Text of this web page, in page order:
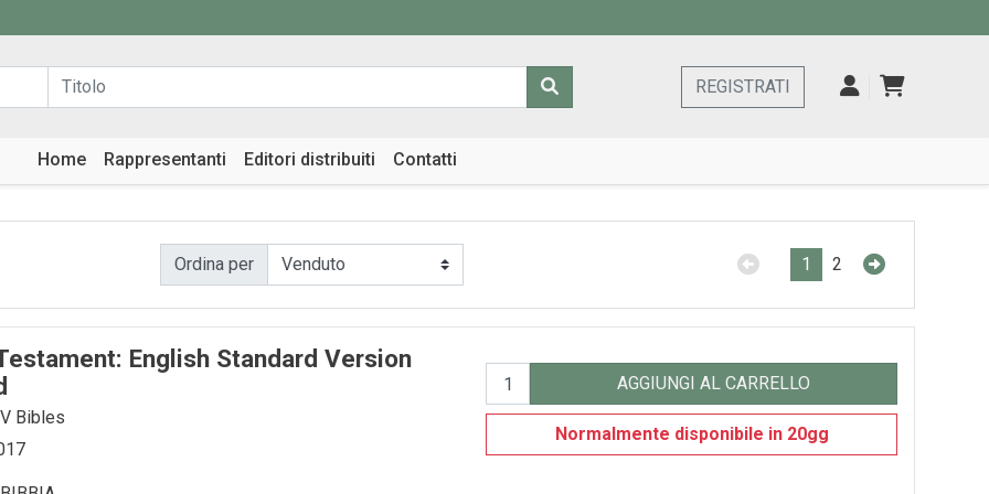
REGISTRATI
Home Rappresentanti Editori distribuiti Contatti
Ordina per 1 2
English Standard Version
Bibles
AGGIUNGI AL CARRELLO
Normalmente disponibile in 20gg